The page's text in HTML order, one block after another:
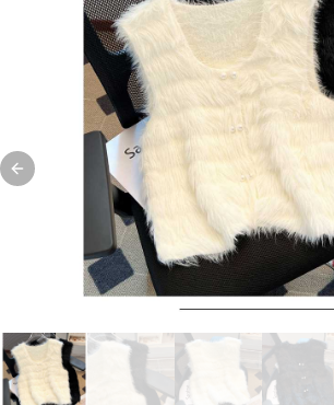
Previous slide